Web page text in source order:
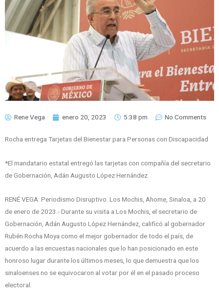
Rene Vega enero 20, 2023 5:38 pm No Comments
Rocha entrega Tarjetas del Bienestar para Personas con Discapacidad
*El mandatario estatal entregó las tarjetas con compañía del secretario
de Gobernación, Adán Augusto López Hernández
RENÉ VEGA: Periodismo Disruptivo. Los Mochis, Ahome, Sinaloa, a 20
de enero de 2023.- Durante su visita a Los Mochis, el secretario de
Gobernación, Adán Augusto López Hernández, calificó al gobernador
Rubén Rocha Moya como el mejor gobernador de todo el país, de
acuerdo a las encuestas nacionales que lo han posicionado en este
honroso lugar durante los últimos meses, lo que demuestra que los
sinaloenses no se equivocaron al votar por él en el pasado proceso
electoral.